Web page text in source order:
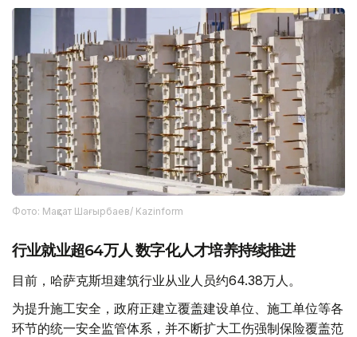
Фото: Мақсат Шағырбаев/ Kazinform
行业就业超64万人 数字化人才培养持续推进
目前，哈萨克斯坦建筑行业从业人员约64.38万人。
为提升施工安全，政府正建立覆盖建设单位、施工单位等各
环节的统一安全监管体系，并不断扩大工伤强制保险覆盖范